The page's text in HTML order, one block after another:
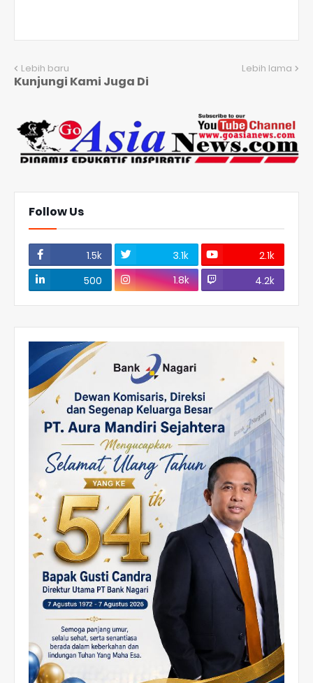
Lebih baru Lebih lama
Kunjungi Kami Juga Di
Follow Us
1.5k 3.1k
2.1k
500
1.8k 4.2k